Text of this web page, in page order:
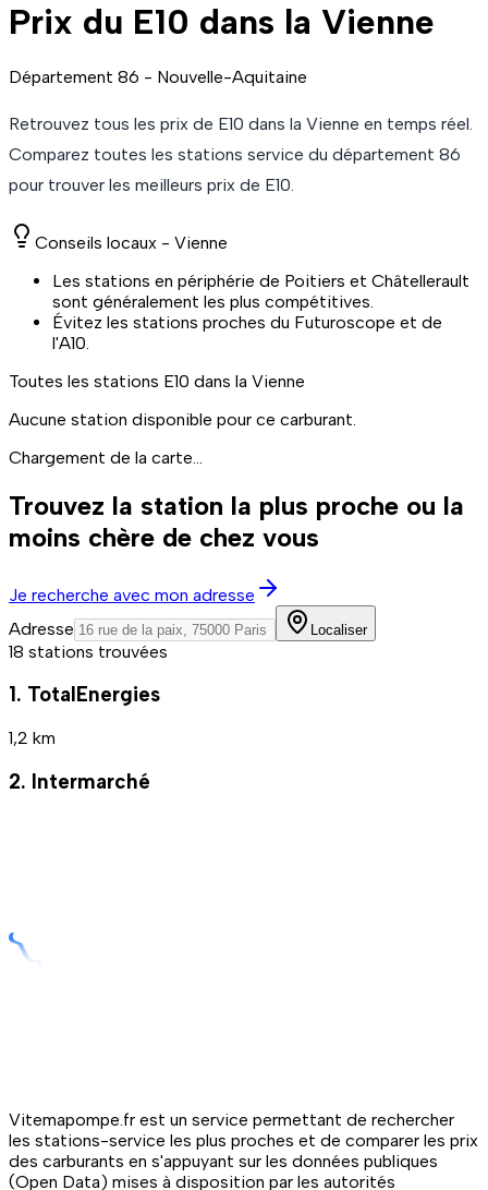
Prix du E10 dans la Vienne
Département 86 - Nouvelle-Aquitaine
Retrouvez tous les prix de E10 dans la Vienne en temps réel.
Comparez toutes les stations service du département 86
pour trouver les meilleurs prix de E10.
Conseils locaux - Vienne
Les stations en périphérie de Poitiers et Châtellerault
sont généralement les plus compétitives.
Évitez les stations proches du Futuroscope et de
l'A10.
Toutes les stations E10 dans la Vienne
Aucune station disponible pour ce carburant.
Chargement de la carte...
Trouvez la station la plus proche ou la
moins chère de chez vous
Je recherche avec mon adresse
Adresse
Localiser
18 stations trouvées
1. TotalEnergies
1,2 km
2. Intermarché
Vitemapompe.fr est un service permettant de rechercher
les stations-service les plus proches et de comparer les prix
des carburants en s'appuyant sur les données publiques
(Open Data) mises à disposition par les autorités